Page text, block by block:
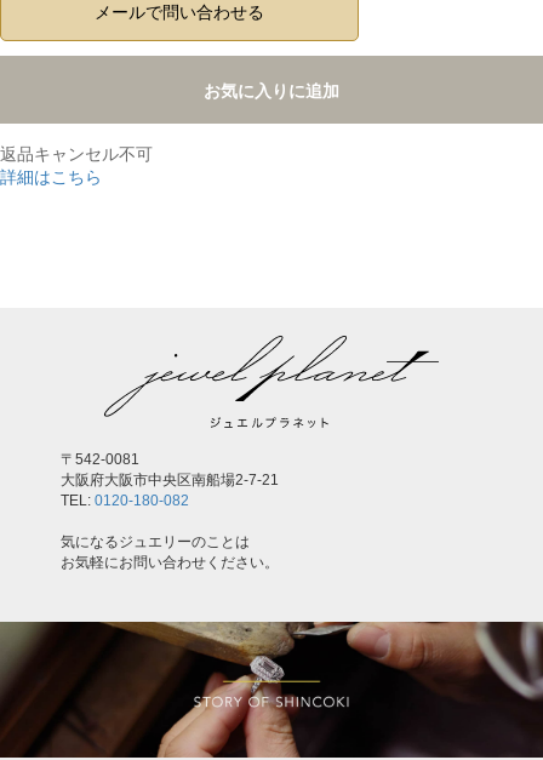
メールで問い合わせる
お気に入りに追加
返品キャンセル不可
詳細はこちら
〒542-0081
大阪府大阪市中央区南船場2-7-21
TEL: 0120-180-082
気になるジュエリーのことは
お気軽にお問い合わせください。